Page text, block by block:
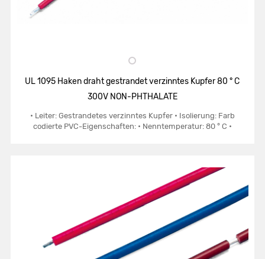
UL 1095 Haken draht gestrandet verzinntes Kupfer 80 ° C
300V NON-PHTHALATE
• Leiter: Gestrandetes verzinntes Kupfer • Isolierung: Farb
codierte PVC-Eigenschaften: • Nenntemperatur: 80 ° C •